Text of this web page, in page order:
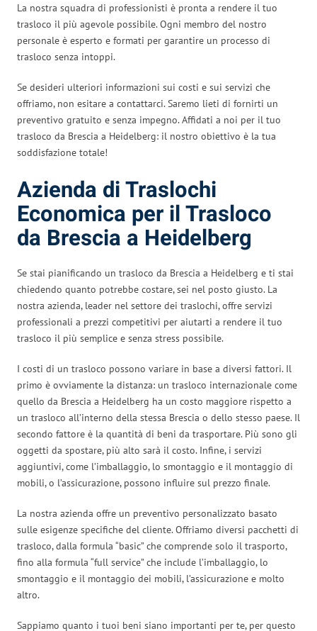
La nostra squadra di professionisti è pronta a rendere il tuo
trasloco il più agevole possibile. Ogni membro del nostro
personale è esperto e formati per garantire un processo di
trasloco senza intoppi.
Se desideri ulteriori informazioni sui costi e sui servizi che
offriamo, non esitare a contattarci. Saremo lieti di fornirti un
preventivo gratuito e senza impegno. Affidati a noi per il tuo
trasloco da Brescia a Heidelberg: il nostro obiettivo è la tua
soddisfazione totale!
Azienda di Traslochi
Economica per il Trasloco
da Brescia a Heidelberg
Se stai pianificando un trasloco da Brescia a Heidelberg e ti stai
chiedendo quanto potrebbe costare, sei nel posto giusto. La
nostra azienda, leader nel settore dei traslochi, offre servizi
professionali a prezzi competitivi per aiutarti a rendere il tuo
trasloco il più semplice e senza stress possibile.
I costi di un trasloco possono variare in base a diversi fattori. Il
primo è ovviamente la distanza: un trasloco internazionale come
quello da Brescia a Heidelberg ha un costo maggiore rispetto a
un trasloco all’interno della stessa Brescia o dello stesso paese. Il
secondo fattore è la quantità di beni da trasportare. Più sono gli
oggetti da spostare, più alto sarà il costo. Infine, i servizi
aggiuntivi, come l’imballaggio, lo smontaggio e il montaggio di
mobili, o l’assicurazione, possono influire sul prezzo finale.
La nostra azienda offre un preventivo personalizzato basato
sulle esigenze specifiche del cliente. Offriamo diversi pacchetti di
trasloco, dalla formula “basic” che comprende solo il trasporto,
fino alla formula “full service” che include l’imballaggio, lo
smontaggio e il montaggio dei mobili, l’assicurazione e molto
altro.
Sappiamo quanto i tuoi beni siano importanti per te, per questo